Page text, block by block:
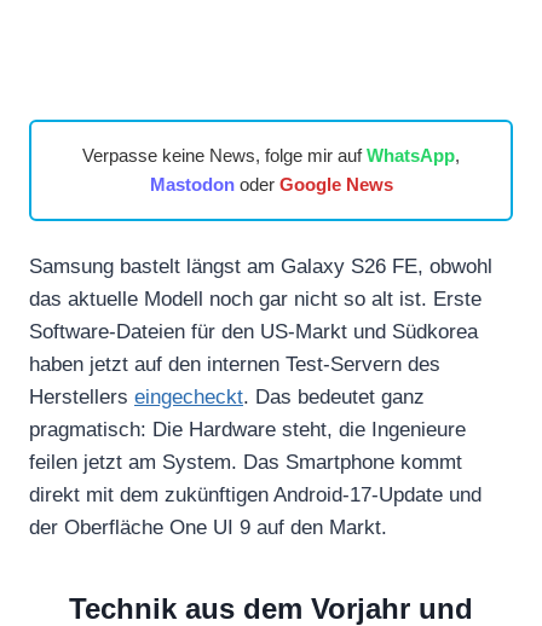
Verpasse keine News, folge mir aufWhatsApp,
Mastodonoder Google News
Samsung bastelt längst am Galaxy S26 FE, obwohl
das aktuelle Modell noch gar nicht so alt ist. Erste
Software-Dateien für den US-Markt und Südkorea
haben jetzt auf den internen Test-Servern des
Herstellers eingecheckt. Das bedeutet ganz
pragmatisch: Die Hardware steht, die Ingenieure
feilen jetzt am System. Das Smartphone kommt
direkt mit dem zukünftigen Android-17-Update und
der Oberfläche One UI 9 auf den Markt.
Technik aus dem Vorjahr und